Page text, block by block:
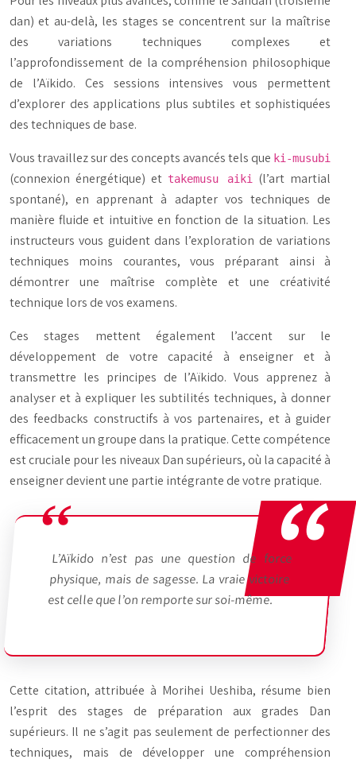
dan) et au-delà, les stages se concentrent sur la maîtrise
des variations techniques complexes et
l’approfondissement de la compréhension philosophique
de l’Aïkido. Ces sessions intensives vous permettent
d’explorer des applications plus subtiles et sophistiquées
des techniques de base.
Vous travaillez sur des concepts avancés tels que ki-musubi
(connexion énergétique) et takemusu aiki
(l’art martial
spontané), en apprenant à adapter vos techniques de
manière fluide et intuitive en fonction de la situation. Les
instructeurs vous guident dans l’exploration de variations
techniques moins courantes, vous préparant ainsi à
démontrer une maîtrise complète et une créativité
technique lors de vos examens.
Ces stages mettent également l’accent sur le
développement de votre capacité à enseigner et à
transmettre les principes de l’Aïkido. Vous apprenez à
analyser et à expliquer les subtilités techniques, à donner
des feedbacks constructifs à vos partenaires, et à guider
efficacement un groupe dans la pratique. Cette compétence
est cruciale pour les niveaux Dan supérieurs, où la capacité à
enseigner devient une partie intégrante de votre pratique.
L’Aïkido n’est pas une question de force
physique, mais de sagesse. La vraie victoire
est celle que l’on remporte sur soi-même.
Cette citation, attribuée à Morihei Ueshiba, résume bien
l’esprit des stages de préparation aux grades Dan
supérieurs. Il ne s’agit pas seulement de perfectionner des
techniques, mais de développer une compréhension